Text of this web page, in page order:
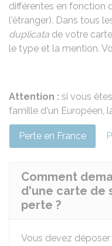
différentes en fonction
l'étranger). Dans tous
duplicata de votre
le type et la mention.
Attention : si vous
famille d'un Européen,
Perte en France
Comment
d'une carte de
perte ?
Vous devez